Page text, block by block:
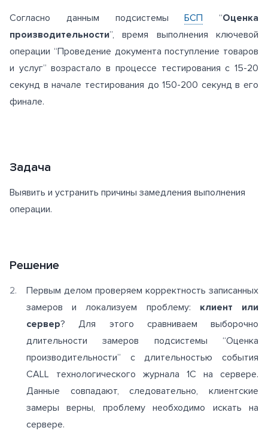
Согласно данным подсистемыБСП “Оценка
производительности”, время выполнения ключевой
операции “Проведение документа поступление товаров
и услуг” возрастало в процессе тестирования с 15-20
секунд в начале тестирования до 150-200 секунд в его
финале.
Задача
Выявить и устранить причины замедления выполнения
операции.
Решение
Первым делом проверяем корректность записанных
замеров и локализуем проблему: клиент или
сервер? Для этого сравниваем выборочно
длительности замеров подсистемы “Оценка
производительности” с длительностью события
CALL технологического журнала 1С на сервере.
Данные совпадают, следовательно, клиентские
замеры верны, проблему необходимо искать на
сервере.